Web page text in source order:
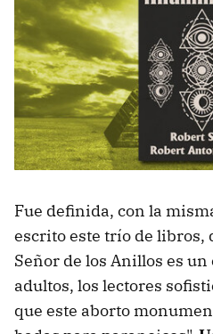
Fue definida, con la
escrito este trío de libros,
Señor de los Anillos es
adultos, los lectores
que este aborto